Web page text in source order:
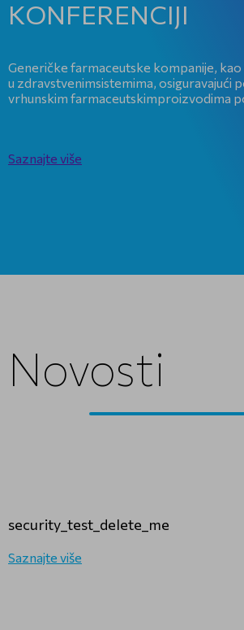
KONFERENCIJI
Generičke farmaceutske kompanije,
u zdravstvenimsistemima, osiguravajući
vrhunskim farmaceutskimproizvodima
Saznajte više
Novosti
security_test_delete_me
Saznajte više